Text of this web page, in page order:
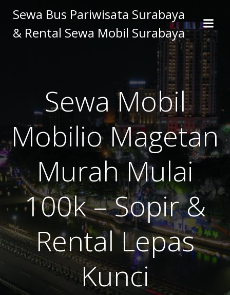
to
content
Sewa Bus Pariwisata Surabaya
& Rental Sewa Mobil Surabaya
Sewa Mobil
Mobilio Magetan
Murah Mulai
100k – Sopir &
Rental Lepas
Kunci